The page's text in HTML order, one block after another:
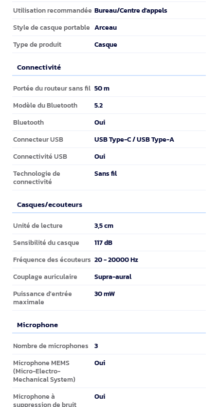
Utilisation recommandée Bureau/Centre d'appels
Style de casque portable Arceau
Type de produit Casque
Connectivité
Connectivité
Portée du routeur sans fil 50 m
Modèle du Bluetooth 5.2
Bluetooth Oui
Connecteur USB USB Type-C / USB Type-A
Connectivité USB Oui
Technologie de
connectivité
Sans fil
Casques/ecouteurs
Casques/ecouteurs
Unité de lecture 3,5 cm
Sensibilité du casque 117 dB
Fréquence des écouteurs 20 - 20000 Hz
Couplage auriculaire Supra-aural
Puissance d'entrée
maximale
30 mW
Microphone
Microphone
Nombre de microphones 3
Microphone MEMS
(Micro-Electro-
Mechanical System)
Oui
Microphone à
suppression de bruit
Oui